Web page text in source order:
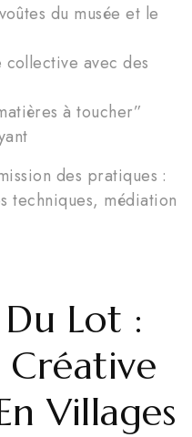
du musée et le
collective avec des
à toucher”
des pratiques :
techniques, médiation
Du Lot :
Villages